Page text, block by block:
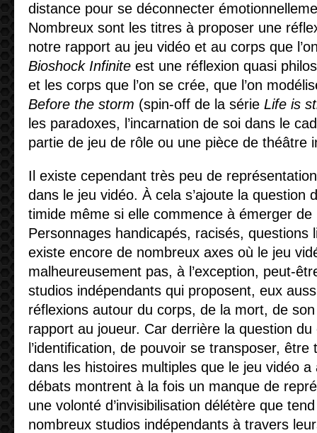
distance pour se déconnecter
Nombreux sont les titres à proposer une
notre rapport au jeu vidéo et au corps que
Bioshock Infinite est une réflexion quasi
et les corps que l’on se crée, que l’on
Before the storm (spin-off de la série Life is
les paradoxes, l’incarnation de soi dans le
partie de jeu de rôle ou une pièce de théâtre
Il existe cependant très peu de
dans le jeu vidéo. À cela s’ajoute la question
timide même si elle commence à émerger
Personnages handicapés, racisés, questions
existe encore de nombreux axes où le jeu
malheureusement pas, à l’exception, peut-
studios indépendants qui proposent, eux
réflexions autour du corps, de la mort, de
rapport au joueur. Car derrière la question
l’identification, de pouvoir se transposer,
dans les histoires multiples que le jeu vidéo
débats montrent à la fois un manque de
une volonté d’invisibilisation délétère que
nombreux studios indépendants à travers